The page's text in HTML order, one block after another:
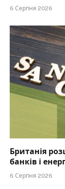
6 Серпня 2026
Британія
банків і
6 Серпня 2026